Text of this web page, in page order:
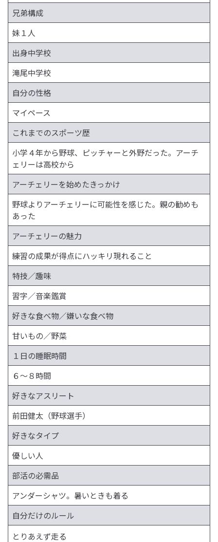
兄弟構成
妹１人
出身中学校
滝尾中学校
自分の性格
マイペース
これまでのスポーツ歴
小学４年から野球、ピッチャーと外野だった。アーチ
ェリーは高校から
アーチェリーを始めたきっかけ
野球よりアーチェリーに可能性を感じた。親の勧めも
あった
アーチェリーの魅力
練習の成果が得点にハッキリ現れること
特技／趣味
習字／音楽鑑賞
好きな食べ物／嫌いな食べ物
甘いもの／野菜
１日の睡眠時間
６〜８時間
好きなアスリート
前田健太（野球選手）
好きなタイプ
優しい人
部活の必需品
アンダーシャツ。暑いときも着る
自分だけのルール
とりあえず走る